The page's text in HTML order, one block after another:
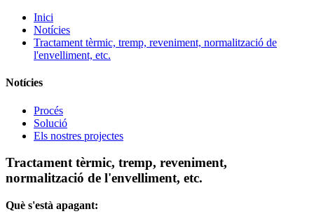
Inici
Notícies
Tractament tèrmic, tremp, reveniment, normalització de
l'envelliment, etc.
Notícies
Procés
Solució
Els nostres projectes
Tractament tèrmic, tremp, reveniment,
normalització de l'envelliment, etc.
Què s'està apagant: